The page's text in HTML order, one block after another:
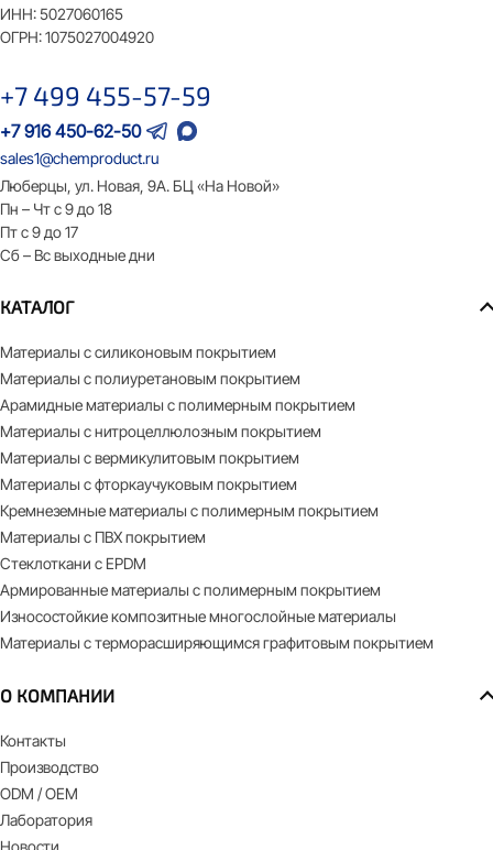
ИНН: 5027060165
ОГРН:1075027004920
КАТАЛОГ
Материалы с силиконовым покрытием
Материалы с полиуретановым покрытием
Арамидные материалы с полимерным покрытием
Материалы с нитроцеллюлозным покрытием
Материалы с вермикулитовым покрытием
Материалы с фторкаучуковым покрытием
Кремнеземные материалы с полимерным покрытием
Материалы с ПВХ покрытием
Стеклоткани с EPDM
Армированные материалы с полимерным покрытием
Износостойкие композитные многослойные материалы
Материалы с терморасширяющимся графитовым покрытием
О КОМПАНИИ
Контакты
Производство
ODM / OEM
Лаборатория
Новости
+7 499 455-57-59
+7 916 450-62-50
sales1@chemproduct.ru
Люберцы, ул. Новая, 9А. БЦ «На Новой»
Пн – Чт с 9 до 18
Пт с 9 до 17
Сб – Вс выходные дни